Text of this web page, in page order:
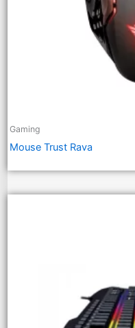
Gaming
Mouse Trust Rava